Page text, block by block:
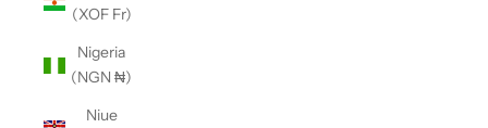
(XOF Fr)
Nigeria
(NGN ₦)
Niue